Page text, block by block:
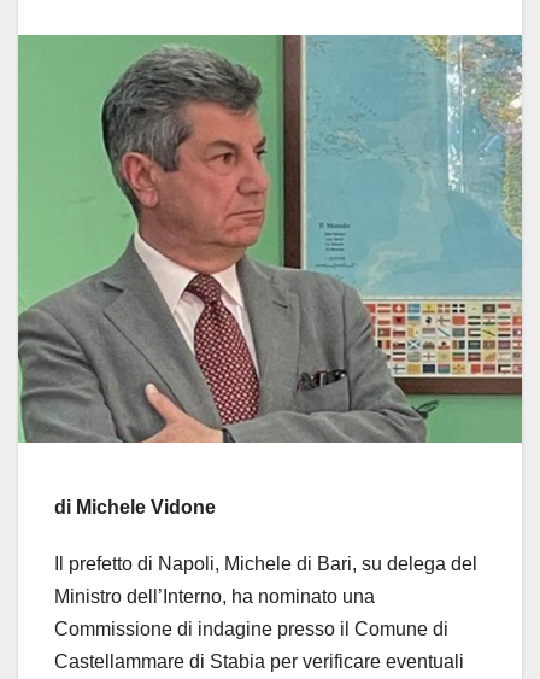
di Michele Vidone
Il prefetto di Napoli, Michele di Bari, su delega del
Ministro dell’Interno, ha nominato una
Commissione di indagine presso il Comune di
Castellammare di Stabia per verificare eventuali